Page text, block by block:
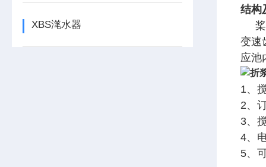
XBS滗水器
结构
桨
变速
应池
1、
2、
3、
4、
5、